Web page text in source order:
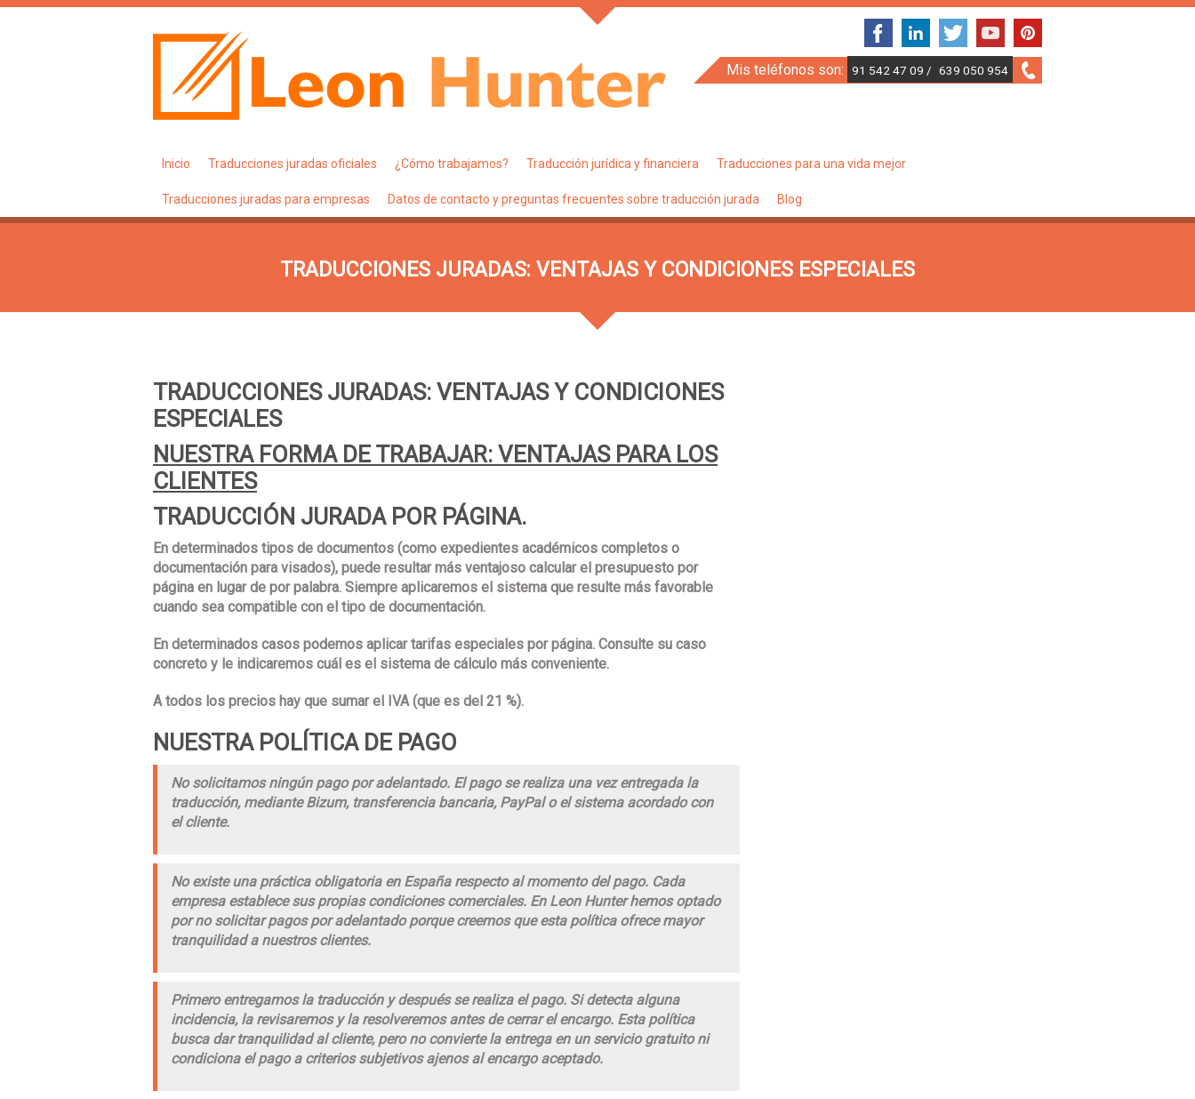
Mis teléfonos son: 91 542 47 09 / 639 050 954
Inicio Traducciones juradas oficiales ¿Cómo trabajamos? Traducción jurídica y financiera Traducciones para una vida mejor
Traducciones juradas para empresas Datos de contacto y preguntas frecuentes sobre traducción jurada Blog
TRADUCCIONES JURADAS: VENTAJAS Y CONDICIONES ESPECIALES
TRADUCCIONES JURADAS: VENTAJAS Y CONDICIONES
ESPECIALES
NUESTRA FORMA DE TRABAJAR: VENTAJAS PARA LOS
CLIENTES
TRADUCCIÓN JURADA POR PÁGINA.
En determinados tipos de documentos (como expedientes académicos completos o
documentación para visados), puede resultar más ventajoso calcular el presupuesto por
página en lugar de por palabra. Siempre aplicaremos el sistema que resulte más favorable
cuando sea compatible con el tipo de documentación.
En determinados casos podemos aplicar tarifas especiales por página. Consulte su caso
concreto y le indicaremos cuál es el sistema de cálculo más conveniente.
A todos los precios hay que sumar el IVA (que es del 21 %).
NUESTRA POLÍTICA DE PAGO
No solicitamos ningún pago por adelantado. El pago se realiza una vez entregada la
traducción, mediante Bizum, transferencia bancaria, PayPal o el sistema acordado con
el cliente.
No existe una práctica obligatoria en España respecto al momento del pago. Cada
empresa establece sus propias condiciones comerciales. En Leon Hunter hemos optado
por no solicitar pagos por adelantado porque creemos que esta política ofrece mayor
tranquilidad a nuestros clientes.
Primero entregamos la traducción y después se realiza el pago. Si detecta alguna
incidencia, la revisaremos y la resolveremos antes de cerrar el encargo. Esta política
busca dar tranquilidad al cliente, pero no convierte la entrega en un servicio gratuito ni
condiciona el pago a criterios subjetivos ajenos al encargo aceptado.